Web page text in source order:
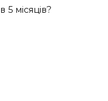
місяців?